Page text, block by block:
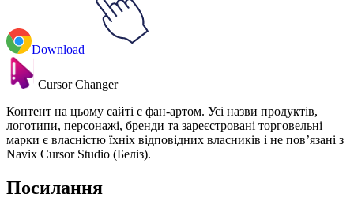
Download
Cursor Changer
Контент на цьому сайті є фан-артом. Усі назви продуктів,
логотипи, персонажі, бренди та зареєстровані торговельні
марки є власністю їхніх відповідних власників і не пов’язані з
Navix Cursor Studio (Беліз).
Посилання